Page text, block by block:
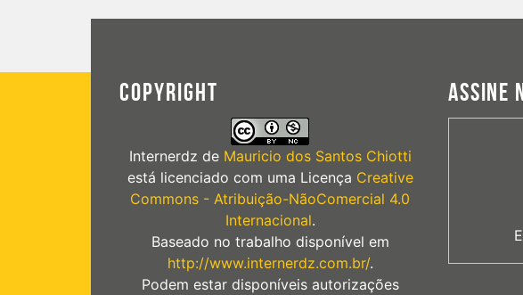
COPYRIGHT
Internerdz de Mauricio dos Santos Chiotti
está licenciado com uma Licença Creative
Commons - Atribuição-NãoComercial 4.0
Internacional.
Baseado no trabalho disponível em
http://www.internerdz.com.br/.
Podem estar disponíveis autorizações
ASSINE